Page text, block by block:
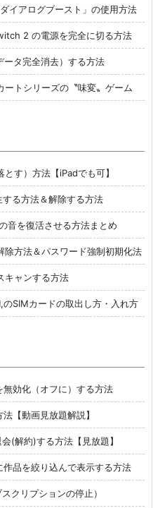
イアログブースト」の使用方法
2 の電源を完全に切る方法
タ完全消去）する方法
ートシリーズの〝味変〟ゲーム
す）方法【iPadでも可】
る方法＆解除する方法
音を復活させる方法まとめ
方法＆パスワード強制初期化法
キャンする方法
のSIMカードの取出し方・入れ方
効化（オフに）する方法
【動画見放題解説】
(解約)する方法【見放題】
品を絞り込んで表示する方法
クリプションの停止）